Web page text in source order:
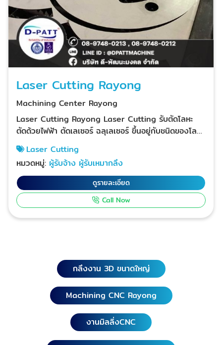
Laser Cutting Rayong
Machining Center Rayong
Laser Cutting Rayong Laser Cutting รับตัดโลหะ
ตัดด้วยไฟฟ้า ตัดเลเซอร์ ฉลุเลเซอร์ ขึ้นอยู่กับชนิดของโลหะ
และความหนาด้วยเครื่อง CNC wire cut D-PATT รับสั่ง
ทำงานเลเซอร์ตามแบบมาตรฐาน งานเลเซอร์ตัด, เลเซอร์
ฉลุแผ่นเหล็ก, เลเซอร์ฉลุอลูมิเนียม, งานป้ายโลหะ, เลเซอร์
ได้ทุกแผ่นโลหะ เหล็ก สแตนเลส อลูมิเนียม D-PATT
รับสั่งทำเลเซอร์งานด่วน งานเร่ง คมชัดสวยงาม ช่างฝีมือ
ปราณีต Laser Cutting ระยอง บ้านค่าย, บ้านฉาง
กำแพงเพชร, ชัยนาท, นครนายก, นครปฐม, นครสวรรค์,
Laser Cutting เชียงใหม่, เชียงราย, น่าน, พะเยา, แพร่,
แม่ฮ่องสอน, ลำปาง, ลำพูน, อุตรดิตถ์ พิจิตร, พิษณุโลก,
เพชรบูรณ์, ชลบุรี, ตราด, ปราจีนบุรี, ระยอง, สระแก้ว,
เพชรบุรี, ราชบุรี Laser Cutting ขอนแก่น, ชัยภูมิ,
นครพนม, นครราชสีมา, กาฬสินธุ์, บึงกาฬ, บุรีรัมย์,
Laser Cutting
หมวดหมู่: ผู้รับจ้าง ผู้รับเหมากลึง
ดูรายละเอียด
Call Now
กลึงงาน 3D ขนาดใหญ่
Machining CNC Rayong
งานมิลลิ่งCNC